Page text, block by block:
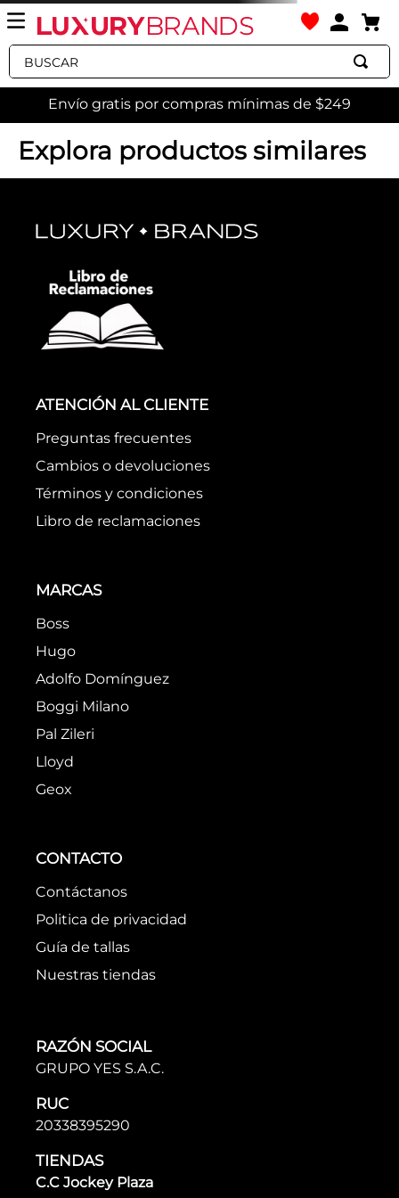
Buscar
Envío gratis por compras mínimas de $249
Explora productos similares
ATENCIÓN AL CLIENTE
Preguntas frecuentes
Cambios o devoluciones
Términos y condiciones
Libro de reclamaciones
MARCAS
Boss
Hugo
Adolfo Domínguez
Boggi Milano
Pal Zileri
Lloyd
Geox
CONTACTO
Contáctanos
Politica de privacidad
Guía de tallas
Nuestras tiendas
RAZÓN SOCIAL
GRUPO YES S.A.C.
RUC
20338395290
TIENDAS
C.C Jockey Plaza